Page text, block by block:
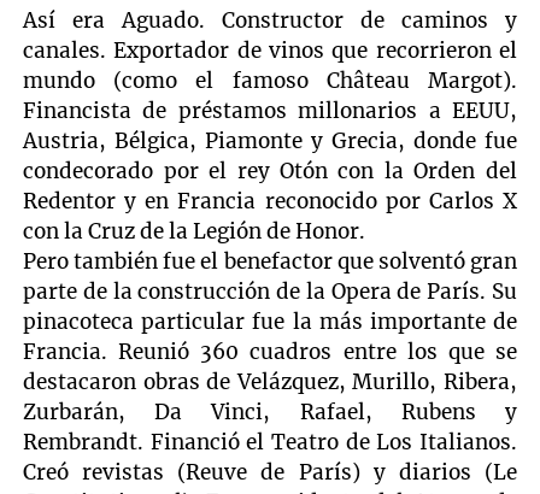
Así era Aguado. Constructor de caminos y
canales. Exportador de vinos que recorrieron el
mundo (como el famoso Château Margot).
Financista de préstamos millonarios a EEUU,
Austria, Bélgica, Piamonte y Grecia, donde fue
condecorado por el rey Otón con la Orden del
Redentor y en Francia reconocido por Carlos X
con la Cruz de la Legión de Honor.
Pero también fue el benefactor que solventó gran
parte de la construcción de la Opera de París. Su
pinacoteca particular fue la más importante de
Francia. Reunió 360 cuadros entre los que se
destacaron obras de Velázquez, Murillo, Ribera,
Zurbarán, Da Vinci, Rafael, Rubens y
Rembrandt. Financió el Teatro de Los Italianos.
Creó revistas (Reuve de París) y diarios (Le